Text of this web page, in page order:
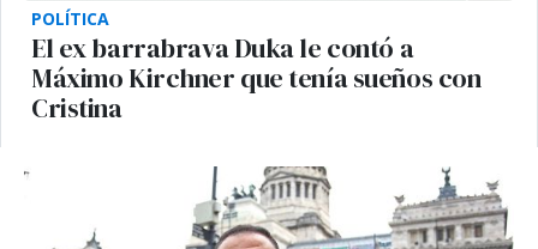
POLÍTICA
El ex barrabrava Duka le contó a
Máximo Kirchner que tenía sueños con
Cristina